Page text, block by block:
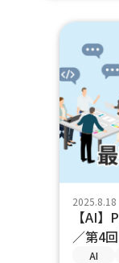
2025.8.18
【AI
／第4
AI